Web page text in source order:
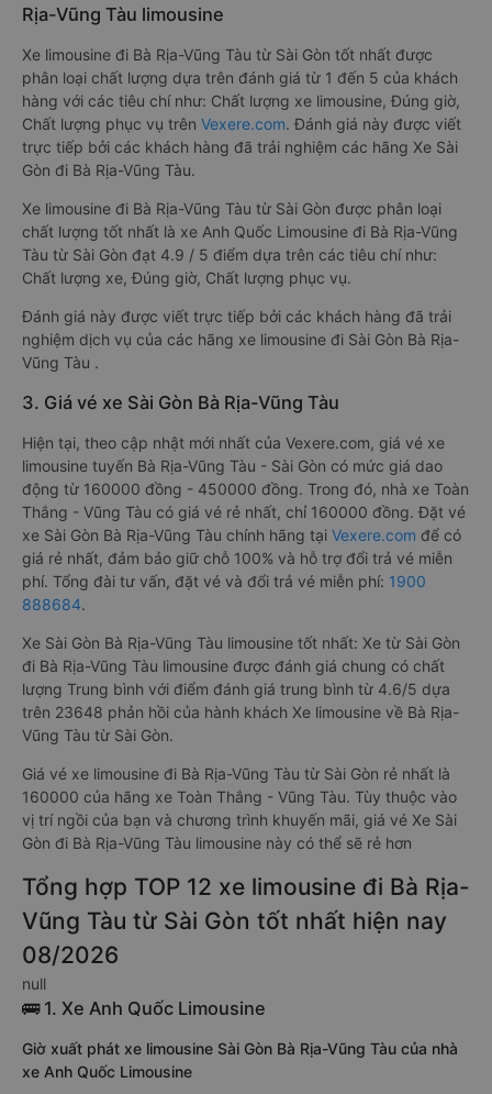
Rịa-Vũng Tàu limousine
Xe limousine đi Bà Rịa-Vũng Tàu từ Sài Gòn tốt nhất được
phân loại chất lượng dựa trên đánh giá từ 1 đến 5 của khách
hàng với các tiêu chí như: Chất lượng xe limousine, Đúng giờ,
Chất lượng phục vụ trên Vexere.com. Đánh giá này được viết
trực tiếp bởi các khách hàng đã trải nghiệm các hãng Xe Sài
Gòn đi Bà Rịa-Vũng Tàu.
Xe limousine đi Bà Rịa-Vũng Tàu từ Sài Gòn được phân loại
chất lượng tốt nhất là xe Anh Quốc Limousine đi Bà Rịa-Vũng
Tàu từ Sài Gòn đạt 4.9 / 5 điểm dựa trên các tiêu chí như:
Chất lượng xe, Đúng giờ, Chất lượng phục vụ.
Đánh giá này được viết trực tiếp bởi các khách hàng đã trải
nghiệm dịch vụ của các hãng xe limousine đi Sài Gòn Bà Rịa-
Vũng Tàu .
3. Giá vé xe Sài Gòn Bà Rịa-Vũng Tàu
Hiện tại, theo cập nhật mới nhất của Vexere.com, giá vé xe
limousine tuyến Bà Rịa-Vũng Tàu - Sài Gòn có mức giá dao
động từ 160000 đồng - 450000 đồng. Trong đó, nhà xe Toàn
Thắng - Vũng Tàu có giá vé rẻ nhất, chỉ 160000 đồng. Đặt vé
xe Sài Gòn Bà Rịa-Vũng Tàu chính hãng tại Vexere.com để có
giá rẻ nhất, đảm bảo giữ chỗ 100% và hỗ trợ đổi trả vé miễn
phí. Tổng đài tư vấn, đặt vé và đổi trả vé miễn phí: 1900
888684.
Xe Sài Gòn Bà Rịa-Vũng Tàu limousine tốt nhất: Xe từ Sài Gòn
đi Bà Rịa-Vũng Tàu limousine được đánh giá chung có chất
lượng Trung bình với điểm đánh giá trung bình từ 4.6/5 dựa
trên 23648 phản hồi của hành khách Xe limousine về Bà Rịa-
Vũng Tàu từ Sài Gòn.
Giá vé xe limousine đi Bà Rịa-Vũng Tàu từ Sài Gòn rẻ nhất là
160000 của hãng xe Toàn Thắng - Vũng Tàu. Tùy thuộc vào
vị trí ngồi của bạn và chương trình khuyến mãi, giá vé Xe Sài
Gòn đi Bà Rịa-Vũng Tàu limousine này có thể sẽ rẻ hơn
Tổng hợp TOP 12 xe limousine đi Bà Rịa-
Vũng Tàu từ Sài Gòn tốt nhất hiện nay
08/2026
null
🚌 1. Xe Anh Quốc Limousine
Giờ xuất phát xe limousine Sài Gòn Bà Rịa-Vũng Tàu của nhà
xe Anh Quốc Limousine